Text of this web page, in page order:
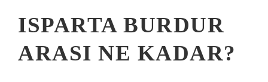
ISPARTA BURDUR
ARASI NE KADAR?